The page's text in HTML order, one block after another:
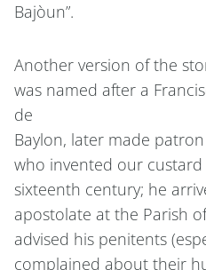
Bajòun”.
Another version of the
was named after a
de
Baylon, later made
who invented our
sixteenth century; he
apostolate at the Parish
advised his penitents
complained about their